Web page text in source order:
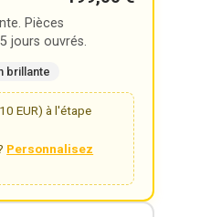
Pièces
jours ouvrés.
brillante
EUR) à l'étape
Personnalisez